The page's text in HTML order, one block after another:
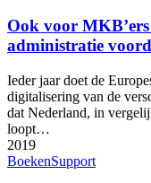
MKB’ers
het
van
de
administratie
voordelig
Ook voor
administratie
Ieder jaar doet de
digitalisering van de
dat Nederland, in
loopt…
2019
Hoe
BoekenSupport